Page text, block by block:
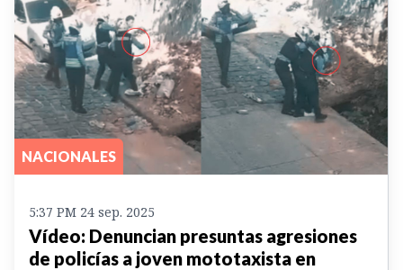
NACIONALES
5:37 PM 24 sep. 2025
Vídeo: Denuncian presuntas agresiones
de policías a joven mototaxista en